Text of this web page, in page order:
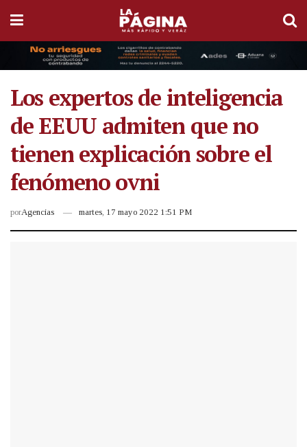
Los expertos de inteligencia
de EEUU admiten que no
tienen explicación sobre el
fenómeno ovni
porAgencias martes, 17 mayo 2022 1:51 PM